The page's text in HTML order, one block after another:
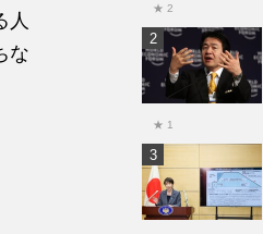
人
な
★ 2
★ 1